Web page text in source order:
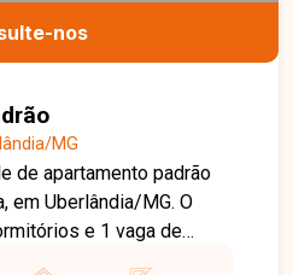
nos
MG
de apartamento padrão
em Uberlândia/MG. O
e 1 vaga de